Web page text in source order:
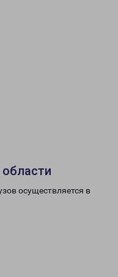
осуществляется в